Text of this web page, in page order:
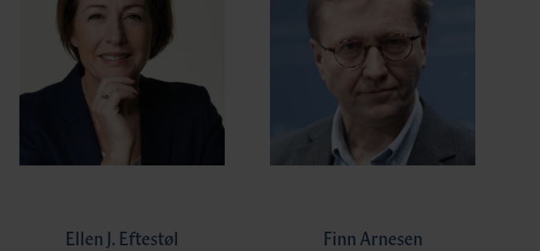
Ellen J. Eftestøl Finn Arnesen